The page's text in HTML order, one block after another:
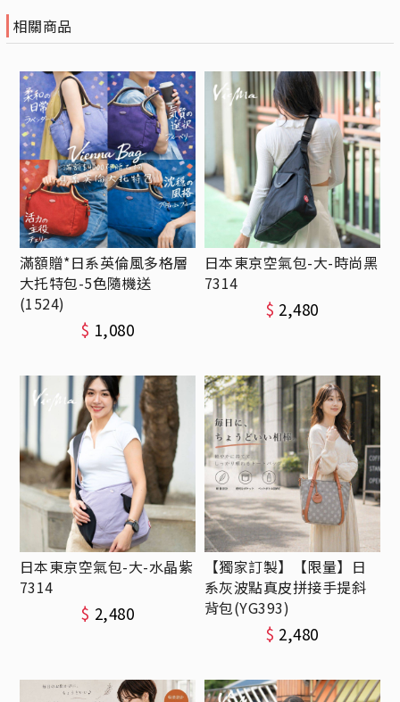
相關商品
滿額贈*日系英倫風多格層
大托特包-5色隨機送
(1524)
$ 1,080
日本東京空氣包-大-時尚黑
7314
$ 2,480
日本東京空氣包-大-水晶紫
7314
$ 2,480
【獨家訂製】【限量】日
系灰波點真皮拼接手提斜
背包(YG393)
$ 2,480